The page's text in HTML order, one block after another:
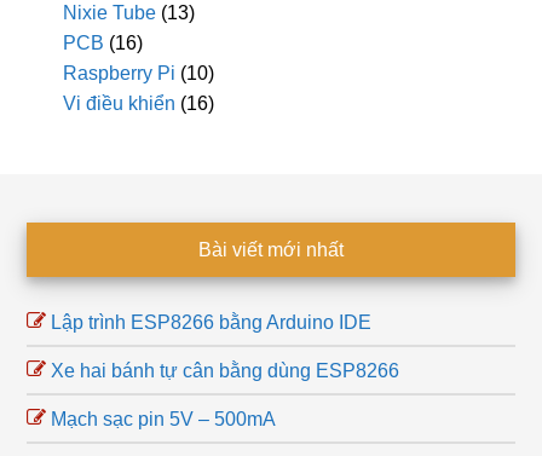
Nixie Tube (13)
PCB (16)
Raspberry Pi (10)
Vi điều khiển (16)
Bài viết mới nhất
Lập trình ESP8266 bằng Arduino IDE
Xe hai bánh tự cân bằng dùng ESP8266
Mạch sạc pin 5V – 500mA